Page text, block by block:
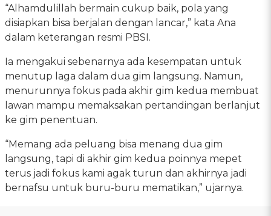
“Alhamdulillah bermain cukup baik, pola yang
disiapkan bisa berjalan dengan lancar,” kata Ana
dalam keterangan resmi PBSI.
Ia mengakui sebenarnya ada kesempatan untuk
menutup laga dalam dua gim langsung. Namun,
menurunnya fokus pada akhir gim kedua membuat
lawan mampu memaksakan pertandingan berlanjut
ke gim penentuan.
“Memang ada peluang bisa menang dua gim
langsung, tapi di akhir gim kedua poinnya mepet
terus jadi fokus kami agak turun dan akhirnya jadi
bernafsu untuk buru-buru mematikan,” ujarnya.